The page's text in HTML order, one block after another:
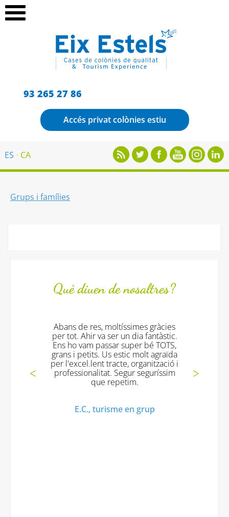
93 265 27 86
Accés privat colònies estiu
ES CA
Grups i famílies
Què diuen de nosaltres?
Abans de res, moltíssimes gràcies
per tot. Ahir va ser un dia fantàstic.
Ens ho vam passar super bé TOTS,
grans i petits. Us estic molt agraïda
per l'excel.lent tracte, organització i
professionalitat. Segur seguríssim
que repetim.
E.C., turisme en grup